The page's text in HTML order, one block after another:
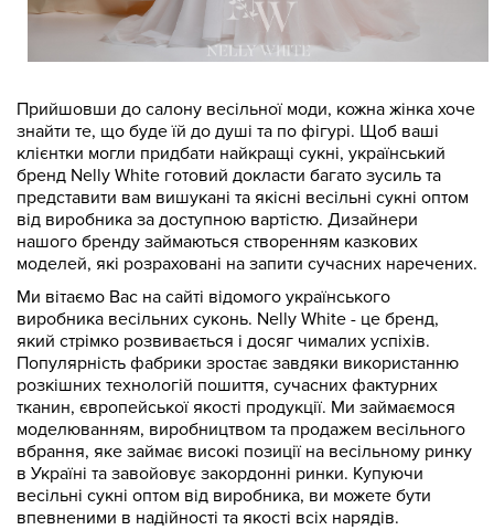
Прийшовши до салону весільної моди, кожна жінка хоче
знайти те, що буде їй до душі та по фігурі. Щоб ваші
клієнтки могли придбати найкращі сукні, український
бренд Nelly White готовий докласти багато зусиль та
представити вам вишукані та якісні весільні сукні оптом
від виробника за доступною вартістю. Дизайнери
нашого бренду займаються створенням казкових
моделей, які розраховані на запити сучасних наречених.
Ми вітаємо Вас на сайті відомого українського
виробника весільних суконь. Nelly White - це бренд,
який стрімко розвивається і досяг чималих успіхів.
Популярність фабрики зростає завдяки використанню
розкішних технологій пошиття, сучасних фактурних
тканин, європейської якості продукції. Ми займаємося
моделюванням, виробництвом та продажем весільного
вбрання, яке займає високі позиції на весільному ринку
в Україні та завойовує закордонні ринки. Купуючи
весільні сукні оптом від виробника, ви можете бути
впевненими в надійності та якості всіх нарядів.